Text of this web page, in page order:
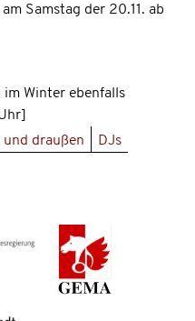
Samstag der 20.11. ab
im Winter ebenfalls
und draußen DJs